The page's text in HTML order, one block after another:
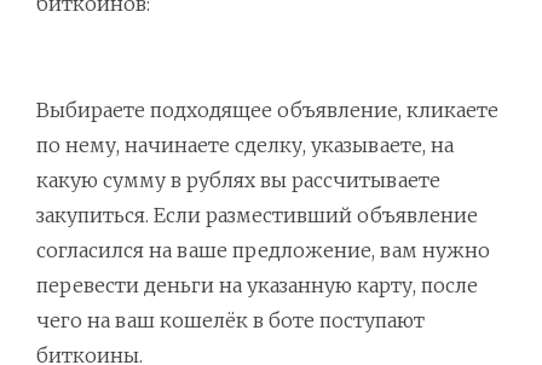
Выбираете подходящее объявление, кликаете
по нему, начинаете сделку, указываете, на
какую сумму в рублях вы рассчитываете
закупиться. Если разместивший объявление
согласился на ваше предложение, вам нужно
перевести деньги на указанную карту, после
чего на ваш кошелёк в боте поступают
биткоины.